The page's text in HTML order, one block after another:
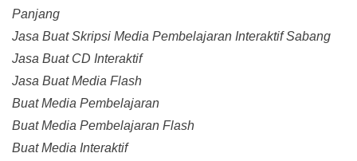
Panjang
Jasa Buat Skripsi Media Pembelajaran Interaktif Sabang
Jasa Buat CD Interaktif
Jasa Buat Media Flash
Buat Media Pembelajaran
Buat Media Pembelajaran Flash
Buat Media Interaktif